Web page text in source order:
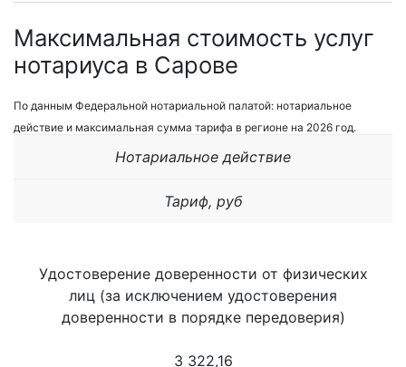
Максимальная стоимость услуг
нотариуса в Сарове
По данным Федеральной нотариальной палатой: нотариальное
действие и максимальная сумма тарифа в регионе на 2026 год.
Нотариальное действие
Тариф, руб
Удостоверение доверенности от физических
лиц (за исключением удостоверения
доверенности в порядке передоверия)
3 322,16